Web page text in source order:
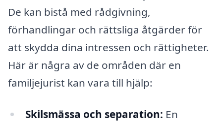
De kan bistå med rådgivning,
förhandlingar och rättsliga åtgärder för
att skydda dina intressen och rättigheter.
Här är några av de områden där en
familjejurist kan vara till hjälp:
Skilsmässa och separation: En